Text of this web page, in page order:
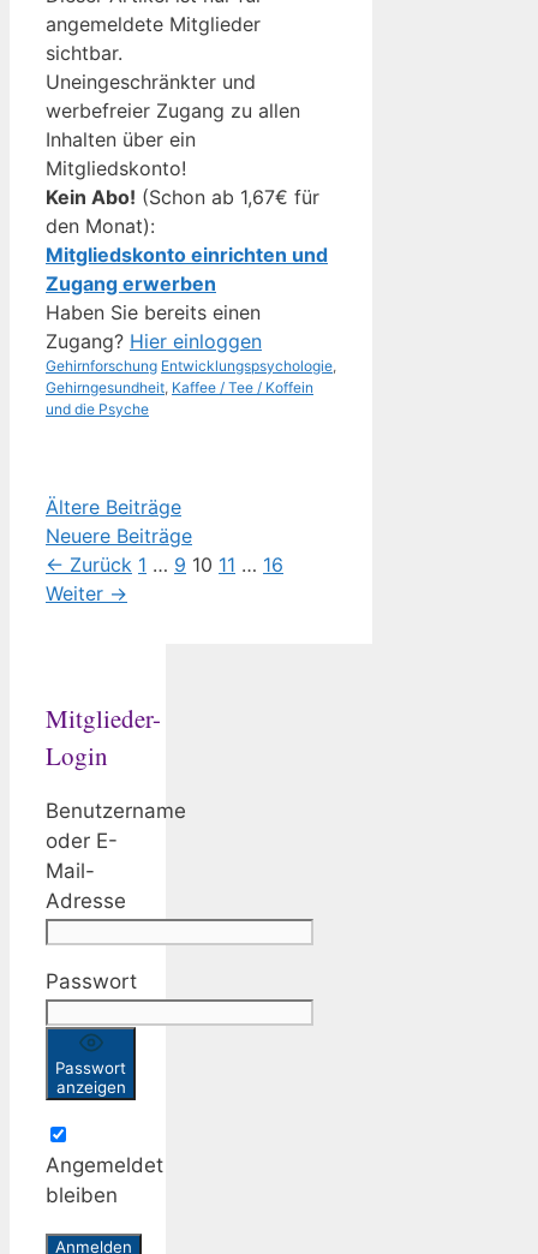
angemeldete Mitglieder
sichtbar.
Uneingeschränkter und
werbefreier Zugang zu allen
Inhalten über ein
Mitgliedskonto!
Kein Abo! (Schon ab 1,67€ für
den Monat):
Mitgliedskonto einrichten und
Zugang erwerben
Haben Sie bereits einen
Zugang? Hier einloggen
Kategorien
Gehirnforschung Schlagwörter
Entwicklungspsychologie
Gehirngesundheit Kaffee / Tee / Koffein
und die Psyche
Ältere Beiträge
Neuere Beiträge
← Zurück Seite
1 … Seite
9 Seite
10 Seite
11 … Seite
16
Weiter →
Mitglieder-
Login
Benutzername
oder E-
Mail-
Adresse
Passwort
Passwort
anzeigen
Angemeldet
bleiben